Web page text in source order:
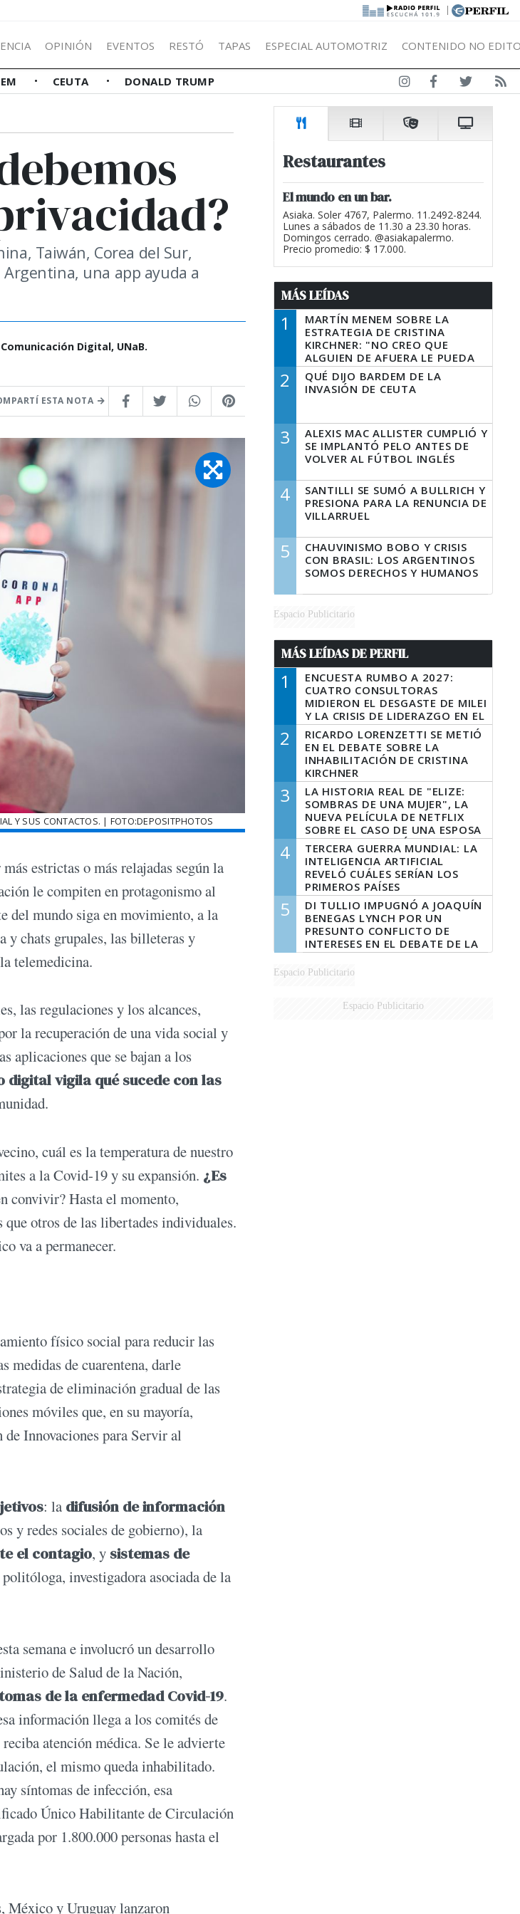
|
OPINIÓN EVENTOS RESTÓ TAPAS ESPECIAL AUTOMOTRIZ CONTENIDO NO
CEUTA DONALD TRUMP
Taiwán, Corea del Sur,
una app ayuda a
Digital, UNaB.
ESTA NOTA
Y SUS CONTACTOS. | FOTO:DEPOSITPHOTOS
estrictas o más relajadas según la
le compiten en protagonismo al
del mundo siga en movimiento, a la
y chats grupales, las billeteras y
telemedicina.
las regulaciones y los alcances,
la recuperación de una vida social y
aplicaciones que se bajan a los
digital vigila qué sucede con las
cuál es la temperatura de nuestro
a la Covid-19 y su expansión. ¿Es
convivir? Hasta el momento,
que otros de las libertades individuales.
va a permanecer.
físico social para reducir las
medidas de cuarentena, darle
de eliminación gradual de las
móviles que, en su mayoría,
Innovaciones para Servir al
: la difusión de información
y redes sociales de gobierno), la
el contagio, y sistemas de
investigadora asociada de la
semana e involucró un desarrollo
de Salud de la Nación,
de la enfermedad Covid-19.
información llega a los comités de
atención médica. Se le advierte
el mismo queda inhabilitado.
síntomas de infección, esa
Único Habilitante de Circulación
por 1.800.000 personas hasta el
México y Uruguay lanzaron
Restaurantes
El mundo en un bar.
Asiaka. Soler 4767, Palermo. 11.2492-8244.
Lunes a sábados de 11.30 a 23.30 horas.
Domingos cerrado. @asiakapalermo.
Precio promedio: $ 17.000.
MÁS LEÍDAS
1
MARTÍN MENEM SOBRE LA
ESTRATEGIA DE CRISTINA
KIRCHNER: "NO CREO QUE
ALGUIEN DE AFUERA LE PUEDA
DECIR A LA JUSTICIA LO QUE
TIENE QUE HACER"
2
QUÉ DIJO BARDEM DE LA
INVASIÓN DE CEUTA
3
ALEXIS MAC ALLISTER CUMPLIÓ Y
SE IMPLANTÓ PELO ANTES DE
VOLVER AL FÚTBOL INGLÉS
4
SANTILLI SE SUMÓ A BULLRICH Y
PRESIONA PARA LA RENUNCIA DE
VILLARRUEL
5
CHAUVINISMO BOBO Y CRISIS
CON BRASIL: LOS ARGENTINOS
SOMOS DERECHOS Y HUMANOS
Espacio Publicitario
MÁS LEÍDAS DE PERFIL
1
ENCUESTA RUMBO A 2027:
CUATRO CONSULTORAS
MIDIERON EL DESGASTE DE MILEI
Y LA CRISIS DE LIDERAZGO EN EL
PERONISMO
2
RICARDO LORENZETTI SE METIÓ
EN EL DEBATE SOBRE LA
INHABILITACIÓN DE CRISTINA
KIRCHNER
3
LA HISTORIA REAL DE "ELIZE:
SOMBRAS DE UNA MUJER", LA
NUEVA PELÍCULA DE NETFLIX
SOBRE EL CASO DE UNA ESPOSA
QUE DESCUARTIZÓ A SU
MARIDO
4
TERCERA GUERRA MUNDIAL: LA
INTELIGENCIA ARTIFICIAL
REVELÓ CUÁLES SERÍAN LOS
PRIMEROS PAÍSES
LATINOAMERICANOS EN SER
DERROTADOS
5
DI TULLIO IMPUGNÓ A JOAQUÍN
BENEGAS LYNCH POR UN
PRESUNTO CONFLICTO DE
INTERESES EN EL DEBATE DE LA
LEY DE TIERRAS
Espacio Publicitario
Espacio Publicitario